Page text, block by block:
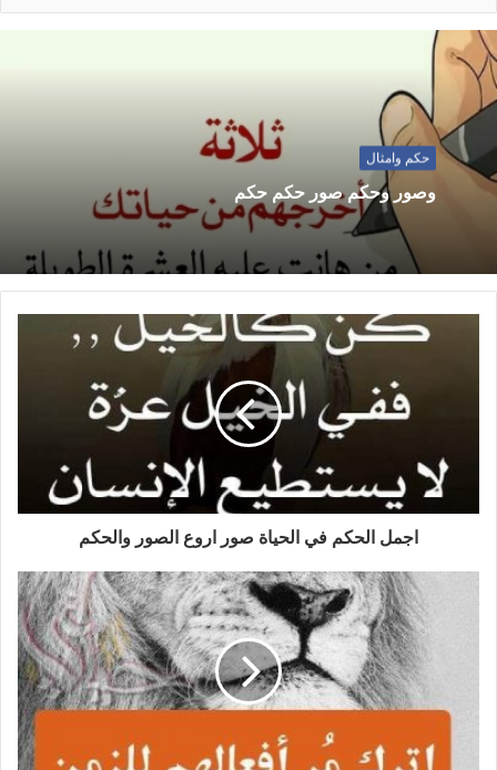
حكم وامثال
وصور وحكم صور حكم حكم
اجمل الحكم في الحياة صور اروع الصور والحكم